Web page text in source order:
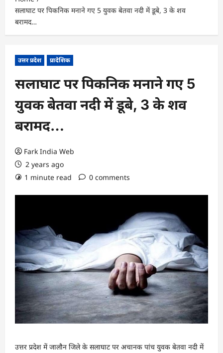
सलाघाट पर पिकनिक मनाने गए 5 युवक बेतवा नदी में डूबे, 3 के शव
बरामद…
उत्तर प्रदेश प्रादेशिक
सलाघाट पर पिकनिक मनाने गए 5
युवक बेतवा नदी में डूबे, 3 के शव
बरामद…
Fark India Web
2 years ago
1 minute read
0 comments
उत्तर प्रदेश में जालौन जिले के सलाघाट पर अचानक पांच युवक बेतवा नदी में